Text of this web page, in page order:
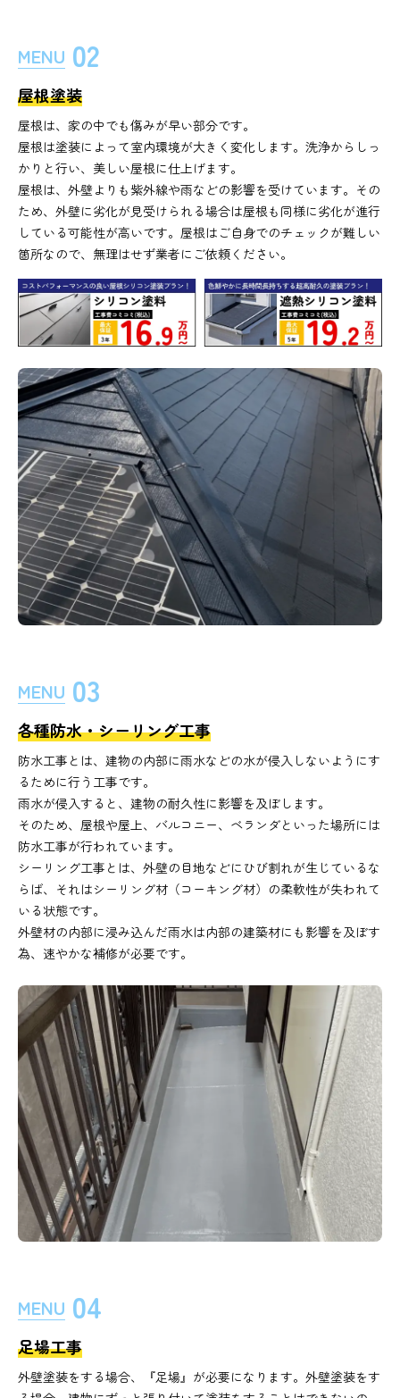
MENU 02
屋根塗装
屋根は、家の中でも傷みが早い部分です。
屋根は塗装によって室内環境が大きく変化します。洗浄からしっ
かりと行い、美しい屋根に仕上げます。
屋根は、外壁よりも紫外線や雨などの影響を受けています。その
ため、外壁に劣化が見受けられる場合は屋根も同様に劣化が進行
している可能性が高いです。屋根はご自身でのチェックが難しい
箇所なので、無理はせず業者にご依頼ください。
MENU 03
各種防水・シーリング工事
防水工事とは、建物の内部に雨水などの水が侵入しないようにす
るために行う工事です。
雨水が侵入すると、建物の耐久性に影響を及ぼします。
そのため、屋根や屋上、バルコニー、ベランダといった場所には
防水工事が行われています。
シーリング工事とは、外壁の目地などにひび割れが生じているな
らば、それはシーリング材（コーキング材）の柔軟性が失われて
いる状態です。
外壁材の内部に浸み込んだ雨水は内部の建築材にも影響を及ぼす
為、速やかな補修が必要です。
MENU 04
足場工事
外壁塗装をする場合、『足場』が必要になります。外壁塗装をす